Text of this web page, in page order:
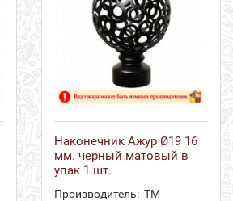
Наконечник Ажур Ø19 16
мм. черный матовый в
упак 1 шт.
Производитель: ТМ